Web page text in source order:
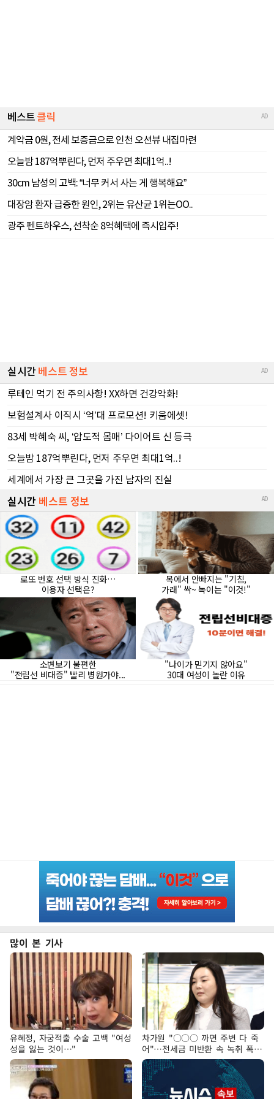
많이 본 기사
유혜정, 자궁적출 수술 고백 "여성
성을 잃는 것이…"
차가원 "○○○ 까면 주변 다 죽
어"…전세금 미반환 속 녹취 폭로
파장